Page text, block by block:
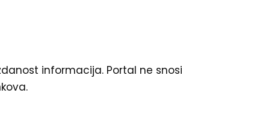
informacija. Portal ne snosi